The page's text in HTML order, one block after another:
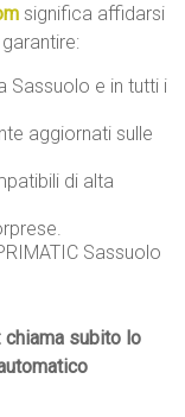
significa affidarsi
Sassuolo e in tutti i
aggiornati sulle
di alta
Sassuolo
subito lo